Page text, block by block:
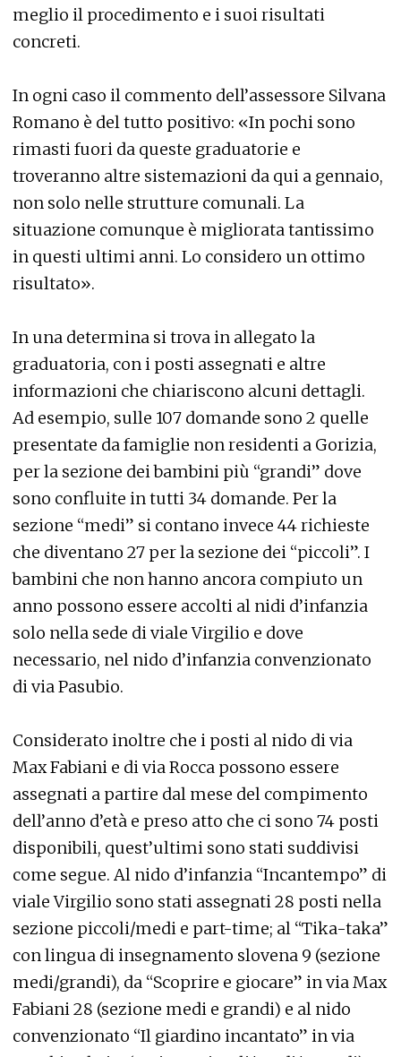
meglio il procedimento e i suoi risultati
concreti.
In ogni caso il commento dell’assessore Silvana
Romano è del tutto positivo: «In pochi sono
rimasti fuori da queste graduatorie e
troveranno altre sistemazioni da qui a gennaio,
non solo nelle strutture comunali. La
situazione comunque è migliorata tantissimo
in questi ultimi anni. Lo considero un ottimo
risultato».
In una determina si trova in allegato la
graduatoria, con i posti assegnati e altre
informazioni che chiariscono alcuni dettagli.
Ad esempio, sulle 107 domande sono 2 quelle
presentate da famiglie non residenti a Gorizia,
per la sezione dei bambini più “grandi” dove
sono confluite in tutti 34 domande. Per la
sezione “medi” si contano invece 44 richieste
che diventano 27 per la sezione dei “piccoli”. I
bambini che non hanno ancora compiuto un
anno possono essere accolti al nidi d’infanzia
solo nella sede di viale Virgilio e dove
necessario, nel nido d’infanzia convenzionato
di via Pasubio.
Considerato inoltre che i posti al nido di via
Max Fabiani e di via Rocca possono essere
assegnati a partire dal mese del compimento
dell’anno d’età e preso atto che ci sono 74 posti
disponibili, quest’ultimi sono stati suddivisi
come segue. Al nido d’infanzia “Incantempo” di
viale Virgilio sono stati assegnati 28 posti nella
sezione piccoli/medi e part-time; al “Tika-taka”
con lingua di insegnamento slovena 9 (sezione
medi/grandi), da “Scoprire e giocare” in via Max
Fabiani 28 (sezione medi e grandi) e al nido
convenzionato “Il giardino incantato” in via